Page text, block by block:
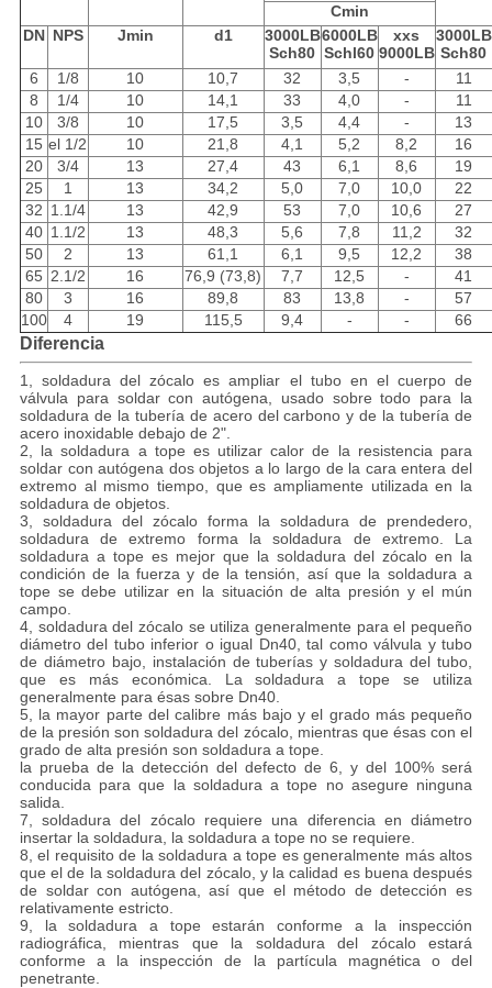
Cmin
DN NPS Jmin d1
3000LB
Sch80
6000LB
Schl60
xxs
9000LB
3000LB
Sch80
6
1/8 10 10,7 32 3,5 -
11
8
1/4 10 14,1 33 4,0 -
11
10
3/8 10 17,5 3,5 4,4 -
13
15 el 1/2 10 21,8 4,1 5,2 8,2
16
20
3/4 13 27,4 43 6,1 8,6
19
25
1 13 34,2 5,0 7,0 10,0
22
32 1.1/4 13 42,9 53 7,0 10,6
27
40 1.1/2 13 48,3 5,6 7,8 11,2
32
50
2 13 61,1 6,1 9,5 12,2
38
65 2.1/2 16 76,9 (73,8) 7,7 12,5 -
41
80
3 16 89,8 83 13,8 -
57
100
4 19 115,5 9,4 - - 66
Diferencia
1, soldadura del zócalo es ampliar el tubo en el cuerpo de
válvula para soldar con autógena, usado sobre todo para la
soldadura de la tubería de acero del carbono y de la tubería de
acero inoxidable debajo de 2".
2, la soldadura a tope es utilizar calor de la resistencia para
soldar con autógena dos objetos a lo largo de la cara entera del
extremo al mismo tiempo, que es ampliamente utilizada en la
soldadura de objetos.
3, soldadura del zócalo forma la soldadura de prendedero,
soldadura de extremo forma la soldadura de extremo. La
soldadura a tope es mejor que la soldadura del zócalo en la
condición de la fuerza y de la tensión, así que la soldadura a
tope se debe utilizar en la situación de alta presión y el mún
campo.
4, soldadura del zócalo se utiliza generalmente para el pequeño
diámetro del tubo inferior o igual Dn40, tal como válvula y tubo
de diámetro bajo, instalación de tuberías y soldadura del tubo,
que es más económica. La soldadura a tope se utiliza
generalmente para ésas sobre Dn40.
5, la mayor parte del calibre más bajo y el grado más pequeño
de la presión son soldadura del zócalo, mientras que ésas con el
grado de alta presión son soldadura a tope.
la prueba de la detección del defecto de 6, y del 100% será
conducida para que la soldadura a tope no asegure ninguna
salida.
7, soldadura del zócalo requiere una diferencia en diámetro
insertar la soldadura, la soldadura a tope no se requiere.
8, el requisito de la soldadura a tope es generalmente más altos
que el de la soldadura del zócalo, y la calidad es buena después
de soldar con autógena, así que el método de detección es
relativamente estricto.
9, la soldadura a tope estarán conforme a la inspección
radiográfica, mientras que la soldadura del zócalo estará
conforme a la inspección de la partícula magnética o del
penetrante.